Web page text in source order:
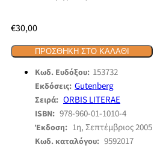
€30,00
ΠΡΟΣΘΉΚΗ ΣΤΟ ΚΑΛΆΘΙ
Κωδ. Ευδόξου: 153732
Εκδόσεις: Gutenberg
Σειρά: ORBIS LITERAE
ISBN: 978-960-01-1010-4
Έκδοση: 1η, Σεπτέμβριος 2005
Κωδ. καταλόγου: 9592017